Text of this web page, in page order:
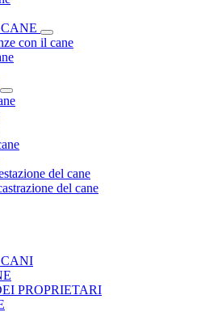
con il cane
del cane
del cane
PROPRIETARI